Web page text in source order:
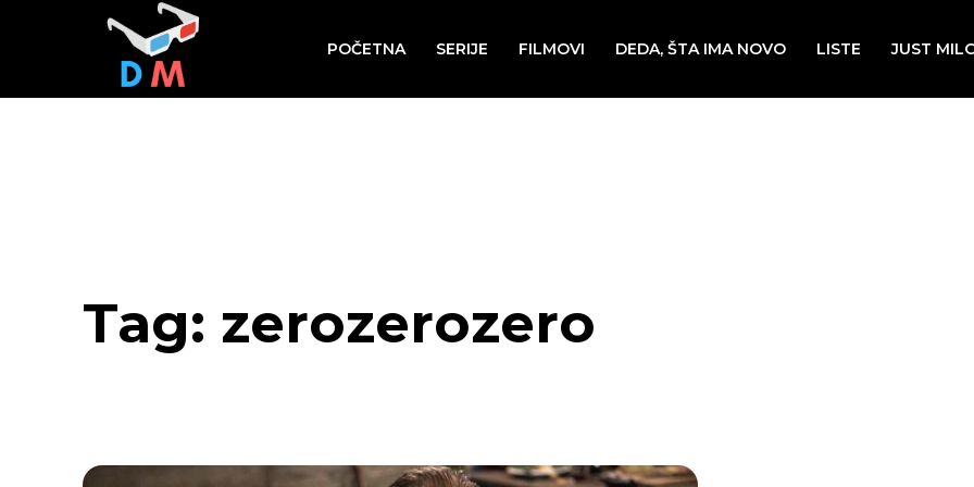
POČETNA SERIJE FILMOVI DEDA, ŠTA IMA NOVO LISTE JUST
Tag: zerozerozero